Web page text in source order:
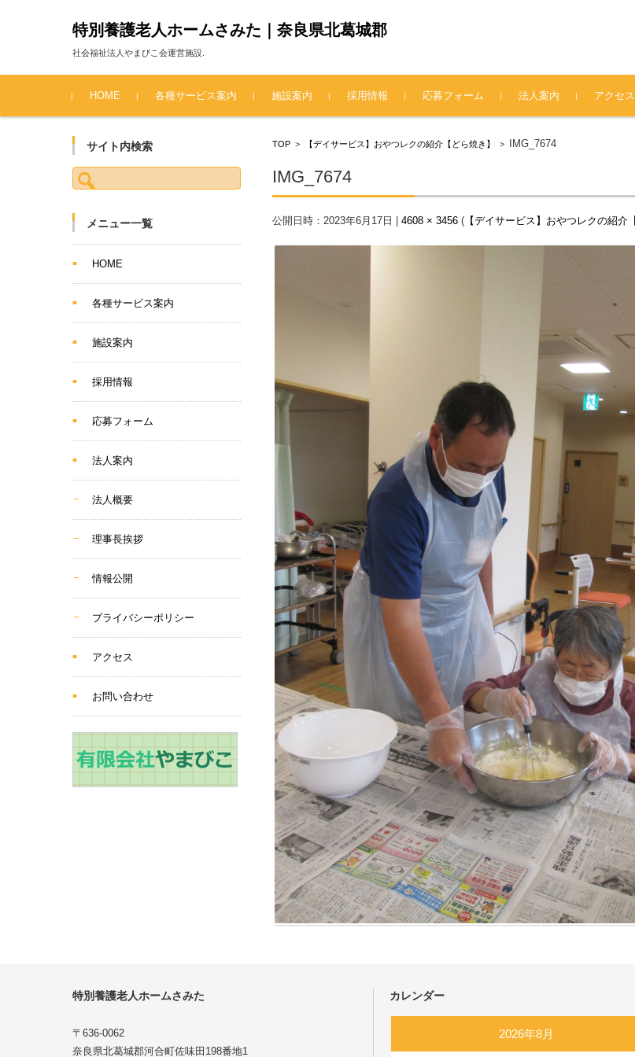
特別養護老人ホームさみた｜奈良県北葛城郡
社会福祉法人やまびこ会運営施設.
コンテンツに移動
HOME
各種サービス案内 施設案内 採用情報 応募フォーム 法人案内 アクセス
TOP > 【デイサービス】おやつレクの紹介【どら焼き】 > IMG_7674
IMG_7674
公開日時：2023年6月17日 |4608 × 3456 ( 【デイサービス】おやつレクの紹介
サイト内検索
検索:
メニュー一覧
HOME
各種サービス案内
施設案内
採用情報
応募フォーム
法人案内
法人概要
理事長挨拶
情報公開
プライバシーポリシー
アクセス
お問い合わせ
特別養護老人ホームさみた
〒636-0062
奈良県北葛城郡河合町佐味田198番地1
カレンダー
2026年8月